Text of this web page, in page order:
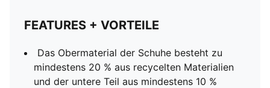
FEATURES + VORTEILE
Das Obermaterial der Schuhe besteht zu
mindestens 20 % aus recycelten Materialien
und der untere Teil aus mindestens 10 %